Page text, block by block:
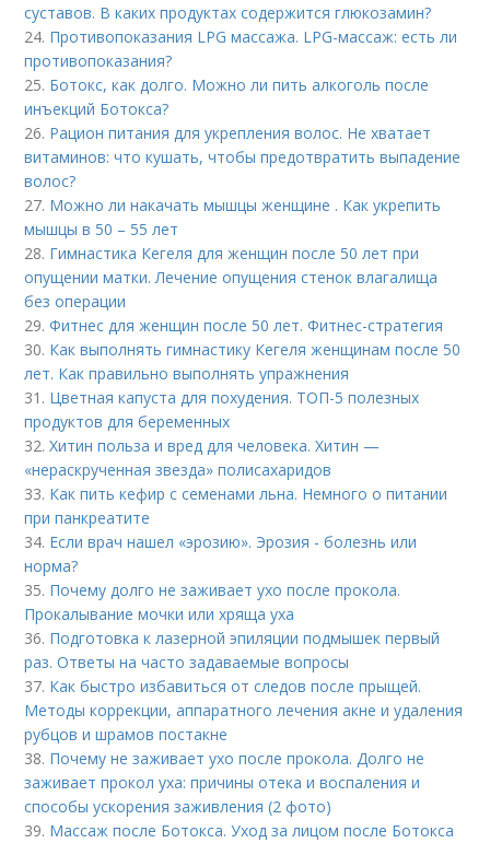
суставов. В каких продуктах содержится глюкозамин?
24. Противопоказания LPG массажа. LPG-массаж: есть ли
противопоказания?
25. Ботокс, как долго. Можно ли пить алкоголь после
инъекций Ботокса?
26. Рацион питания для укрепления волос. Не хватает
витаминов: что кушать, чтобы предотвратить выпадение
волос?
27. Можно ли накачать мышцы женщине . Как укрепить
мышцы в 50 – 55 лет
28. Гимнастика Кегеля для женщин после 50 лет при
опущении матки. Лечение опущения стенок влагалища
без операции
29.Фитнес для женщин после 50 лет. Фитнес-стратегия
30. Как выполнять гимнастику Кегеля женщинам после 50
лет. Как правильно выполнять упражнения
31. Цветная капуста для похудения. ТОП-5 полезных
продуктов для беременных
32.Хитин польза и вред для человека. Хитин —
«нераскрученная звезда» полисахаридов
33. Как пить кефир с семенами льна. Немного о питании
при панкреатите
34. Если врач нашел «эрозию». Эрозия - болезнь или
норма?
35. Почему долго не заживает ухо после прокола.
Прокалывание мочки или хряща уха
36. Подготовка к лазерной эпиляции подмышек первый
раз. Ответы на часто задаваемые вопросы
37. Как быстро избавиться от следов после прыщей.
Методы коррекции, аппаратного лечения акне и удаления
рубцов и шрамов постакне
38. Почему не заживает ухо после прокола. Долго не
заживает прокол уха: причины отека и воспаления и
способы ускорения заживления (2 фото)
39. Массаж после Ботокса. Уход за лицом после Ботокса